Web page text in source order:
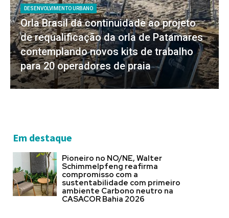
DESENVOLVIMENTO URBANO
Orla Brasil dá continuidade ao projeto
de requalificação da orla de Patamares
contemplando novos kits de trabalho
para 20 operadores de praia
Em destaque
Pioneiro no NO/NE, Walter
Schimmelpfeng reafirma
compromisso com a
sustentabilidade com primeiro
ambiente Carbono neutro na
CASACOR Bahia 2026